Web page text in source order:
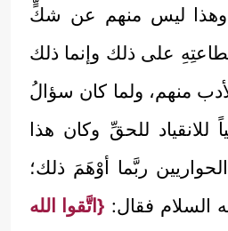
وهذا ليس منهم عن شكٍّ
على ذلك وإنما ذلك
منهم، ولما كان سؤالُ
للانقياد للحقِّ وكان هذا
ربَّما أوْهَمَ ذلك؛
فقال: {اتَّقوا الله